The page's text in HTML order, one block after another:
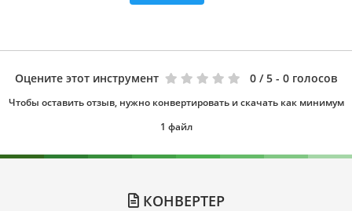
Оцените этот инструмент 0 / 5 - 0 голосов
Чтобы оставить отзыв, нужно конвертировать и скачать как минимум
1 файл
КОНВЕРТЕР